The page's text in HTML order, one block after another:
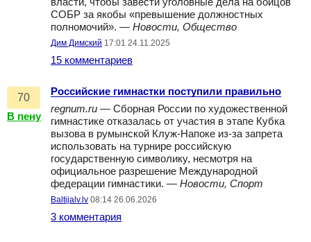
СОБР за якобы «превышение должностных
полномочий». — Новости, Общество
Дим Димский 17:01 24.11.2025
15 комментариев
70
В пену
Российские гимнастки поступили правильно
regnum.ru — Сборная России по художественной
гимнастике отказалась от участия в этапе Кубка
вызова в румынской Клуж-Напоке из-за запрета
использовать на турнире российскую
государственную символику, несмотря на
официальное разрешение Международной
федерации гимнастики. — Новости, Спорт
Baltijalv.lv 08:14 26.06.2026
3 комментария